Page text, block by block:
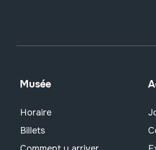
Musée
Horaire
Billets